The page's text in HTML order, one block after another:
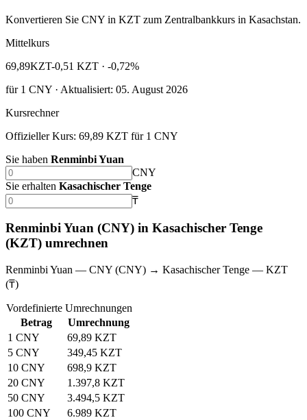
Konvertieren Sie CNY in KZT zum Zentralbankkurs in Kasachstan.
Mittelkurs
69,89KZT-0,51 KZT · -0,72%
für1 CNY · Aktualisiert: 05. August 2026
Kursrechner
Offizieller Kurs: 69,89 KZT für 1 CNY
Sie haben Renminbi Yuan
CNY
Sie erhalten Kasachischer Tenge
₸
Renminbi Yuan (CNY) in Kasachischer Tenge
(KZT) umrechnen
Renminbi Yuan — CNY (CNY) → Kasachischer Tenge — KZT
(₸)
Vordefinierte Umrechnungen
Betrag
Umrechnung
1 CNY
69,89 KZT
5 CNY
349,45 KZT
10 CNY
698,9 KZT
20 CNY
1.397,8 KZT
50 CNY
3.494,5 KZT
100 CNY
6.989 KZT